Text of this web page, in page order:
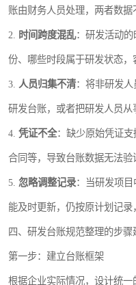
账由财务人员处理，两者数据
2. 时间跨度混乱：研发活动的
份、哪些时段属于研发状态，
3. 人员归集不清：将非研发
研发台账，或者把研发人员从
4. 凭证不全：缺少原始凭证
合同等，导致台账数据无法验
5. 忽略调整记录：当研发项
能及时更新，仍按原计划记录
四、研发台账规范整理的步骤
第一步：建立台账框架
根据企业实际情况，设计统